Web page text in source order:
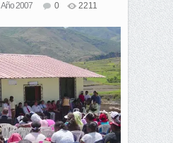
Año 2007 0 2211